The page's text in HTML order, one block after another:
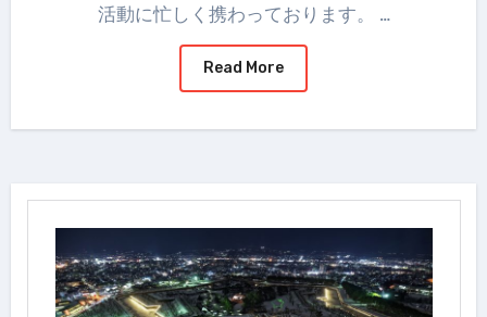
活動に忙しく携わっております。 …
Read More